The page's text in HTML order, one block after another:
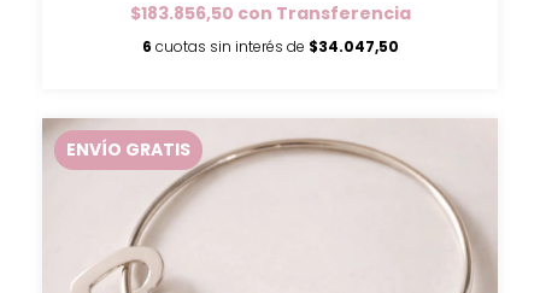
$183.856,50 con Transferencia
6 cuotas sin interés de $34.047,50
ENVÍO GRATIS